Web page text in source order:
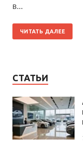
в…
ЧИТАТЬ ДАЛЕЕ
СТАТЬИ